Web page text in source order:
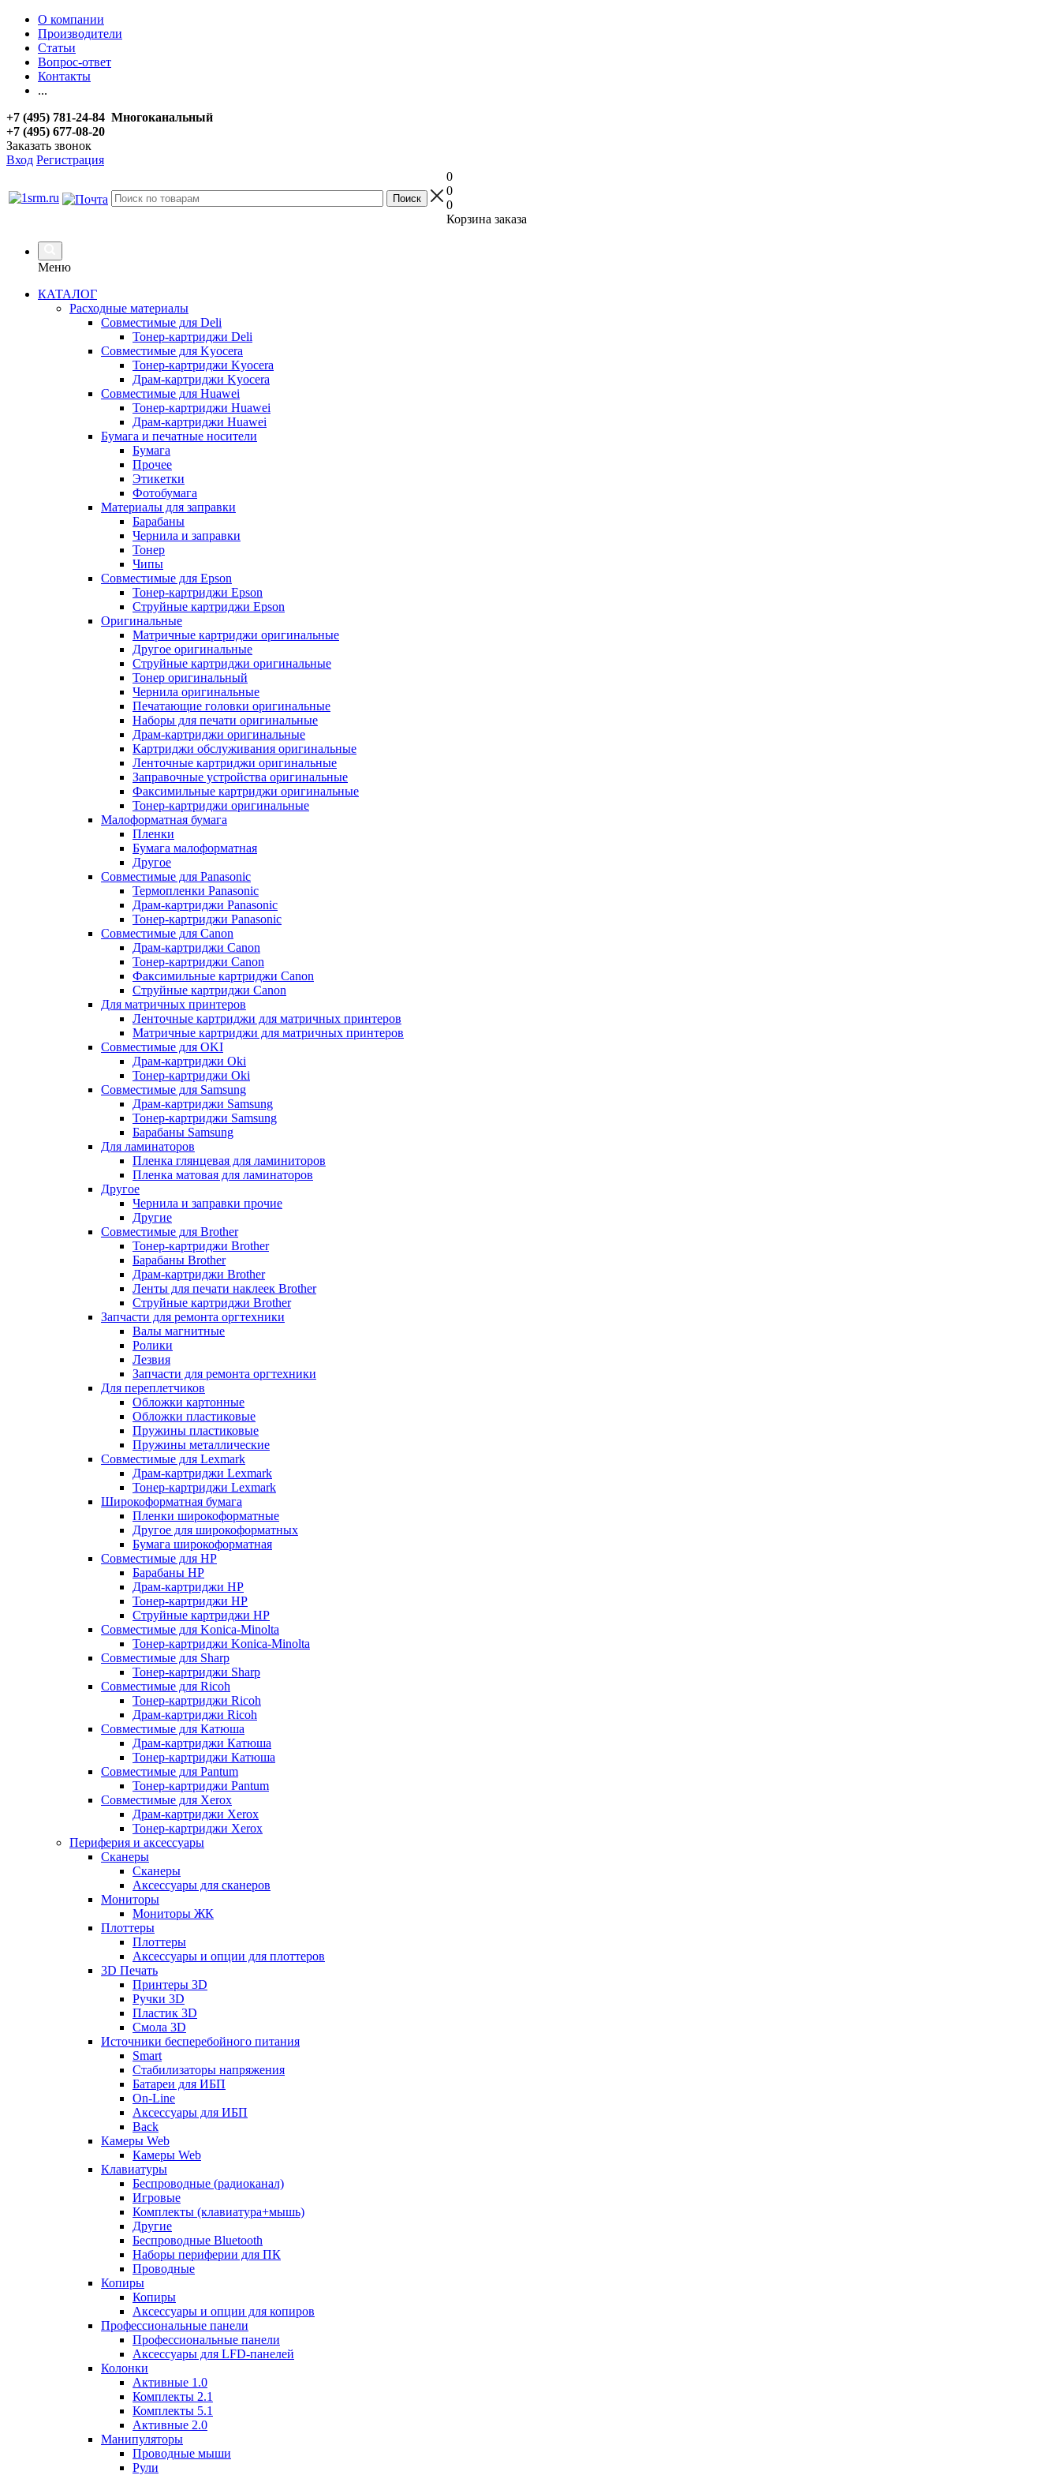
О компании
Производители
Статьи
Вопрос-ответ
Контакты
...
+7 (495) 781-24-84 Многоканальный
+7 (495) 677-08-20
Заказать звонок
Вход Регистрация
0
0
0
Корзина заказа
Меню
КАТАЛОГ
Расходные материалы
Совместимые для Deli
Тонер-картриджи Deli
Совместимые для Kyocera
Тонер-картриджи Kyocera
Драм-картриджи Kyocera
Совместимые для Huawei
Тонер-картриджи Huawei
Драм-картриджи Huawei
Бумага и печатные носители
Бумага
Прочее
Этикетки
Фотобумага
Материалы для заправки
Барабаны
Чернила и заправки
Тонер
Чипы
Совместимые для Epson
Тонер-картриджи Epson
Струйные картриджи Epson
Оригинальные
Матричные картриджи оригинальные
Другое оригинальные
Струйные картриджи оригинальные
Тонер оригинальный
Чернила оригинальные
Печатающие головки оригинальные
Наборы для печати оригинальные
Драм-картриджи оригинальные
Картриджи обслуживания оригинальные
Ленточные картриджи оригинальные
Заправочные устройства оригинальные
Факсимильные картриджи оригинальные
Тонер-картриджи оригинальные
Малоформатная бумага
Пленки
Бумага малоформатная
Другое
Совместимые для Panasonic
Термопленки Panasonic
Драм-картриджи Panasonic
Тонер-картриджи Panasonic
Совместимые для Canon
Драм-картриджи Canon
Тонер-картриджи Canon
Факсимильные картриджи Canon
Струйные картриджи Canon
Для матричных принтеров
Ленточные картриджи для матричных принтеров
Матричные картриджи для матричных принтеров
Совместимые для OKI
Драм-картриджи Oki
Тонер-картриджи Oki
Совместимые для Samsung
Драм-картриджи Samsung
Тонер-картриджи Samsung
Барабаны Samsung
Для ламинаторов
Пленка глянцевая для ламиниторов
Пленка матовая для ламинаторов
Другое
Чернила и заправки прочие
Другие
Совместимые для Brother
Тонер-картриджи Brother
Барабаны Brother
Драм-картриджи Brother
Ленты для печати наклеек Brother
Струйные картриджи Brother
Запчасти для ремонта оргтехники
Валы магнитные
Ролики
Лезвия
Запчасти для ремонта оргтехники
Для переплетчиков
Обложки картонные
Обложки пластиковые
Пружины пластиковые
Пружины металлические
Совместимые для Lexmark
Драм-картриджи Lexmark
Тонер-картриджи Lexmark
Широкоформатная бумага
Пленки широкоформатные
Другое для широкоформатных
Бумага широкоформатная
Совместимые для HP
Барабаны HP
Драм-картриджи HP
Тонер-картриджи HP
Струйные картриджи HP
Совместимые для Konica-Minolta
Тонер-картриджи Konica-Minolta
Совместимые для Sharp
Тонер-картриджи Sharp
Совместимые для Ricoh
Тонер-картриджи Ricoh
Драм-картриджи Ricoh
Совместимые для Катюша
Драм-картриджи Катюша
Тонер-картриджи Катюша
Совместимые для Pantum
Тонер-картриджи Pantum
Совместимые для Xerox
Драм-картриджи Xerox
Тонер-картриджи Xerox
Периферия и аксессуары
Сканеры
Сканеры
Аксессуары для сканеров
Мониторы
Мониторы ЖК
Плоттеры
Плоттеры
Аксессуары и опции для плоттеров
3D Печать
Принтеры 3D
Ручки 3D
Пластик 3D
Смола 3D
Источники бесперебойного питания
Smart
Стабилизаторы напряжения
Батареи для ИБП
On-Line
Аксессуары для ИБП
Back
Камеры Web
Камеры Web
Клавиатуры
Беспроводные (радиоканал)
Игровые
Комплекты (клавиатура+мышь)
Другие
Беспроводные Bluetooth
Наборы периферии для ПК
Проводные
Копиры
Копиры
Аксессуары и опции для копиров
Профессиональные панели
Профессиональные панели
Аксессуары для LFD-панелей
Колонки
Активные 1.0
Комплекты 2.1
Комплекты 5.1
Активные 2.0
Манипуляторы
Проводные мыши
Рули